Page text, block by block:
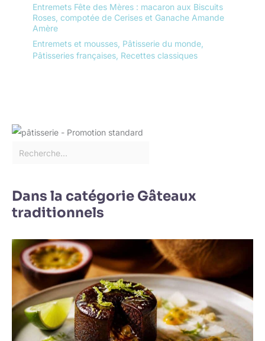
Entremets Fête des Mères : macaron aux Biscuits
Roses, compotée de Cerises et Ganache Amande
Amère
Entremets et mousses Pâtisserie du monde
Pâtisseries françaises Recettes classiques
Dans la catégorie Gâteaux
traditionnels